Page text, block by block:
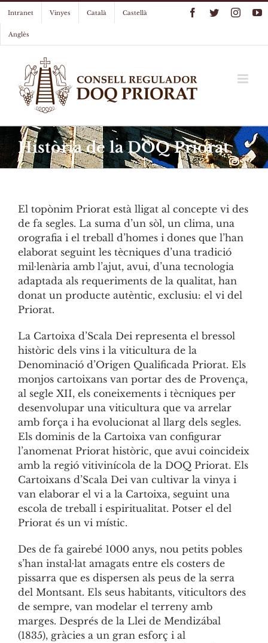
to
content
Intranet Vinyes Català Castellà
Anglès
Facebook
Twitter
Història de la DOQ Priorat
El topònim Priorat està lligat al concepte vi des
de fa segles. La suma d’un sòl, un clima, una
orografia i el treball d’homes i dones que l’han
elaborat seguint les tècniques d’una tradició
mil·lenària amb l’ajut, avui, d’una tecnologia
adaptada als requeriments de la qualitat, han
donat un producte autèntic, exclusiu: el vi del
Priorat.
La Cartoixa d’Scala Dei representa el bressol
històric dels vins i la viticultura de la
Denominació d’Origen Qualificada Priorat. Els
monjos cartoixans van portar des de Provença,
al segle XII, els coneixements i tècniques per
desenvolupar una viticultura que va arrelar
amb força i ha evolucionat al llarg dels segles.
Els dominis de la Cartoixa van configurar
l’anomenat Priorat històric, que avui coincideix
amb la regió vitivinícola de la DOQ Priorat. Els
Cartoixans d’Scala Dei van cultivar la vinya i
van elaborar el vi a la Cartoixa, seguint una
escola de treball i espiritualitat. Potser el del
Priorat és un vi místic.
Des de fa gairebé 1000 anys, nou petits pobles
s’han instal·lat amagats entre els costers de
pissarra que es dispersen als peus de la serra
del Montsant. Els seus habitants, viticultors des
de sempre, van modelar el terreny amb
marges. Després de la Llei de Mendizábal
(1835), gràcies a un gran esforç i al